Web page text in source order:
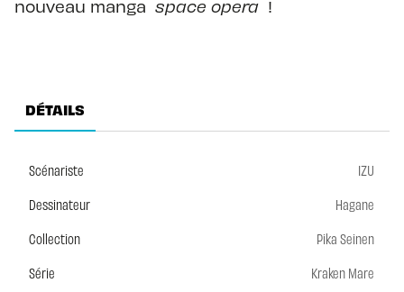
nouveau manga space opera !
DÉTAILS
Scénariste
IZU
Dessinateur
Hagane
Collection
Pika Seinen
Série
Kraken Mare